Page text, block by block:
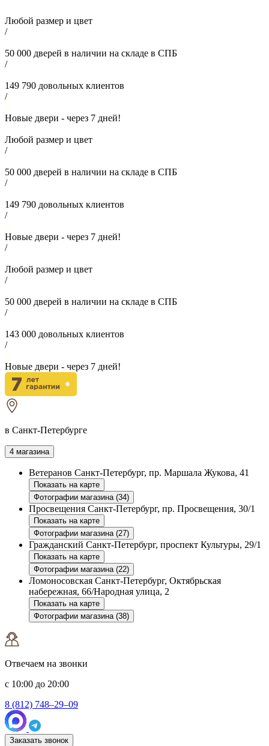
Любой размер и цвет
/
50 000 дверей в наличии на складе в СПБ
/
149 790 довольных клиентов
/
Новые двери - через 7 дней!
Любой размер и цвет
/
50 000 дверей в наличии на складе в СПБ
/
149 790 довольных клиентов
/
Новые двери - через 7 дней!
/
Любой размер и цвет
/
50 000 дверей в наличии на складе в СПБ
/
143 000 довольных клиентов
/
Новые двери - через 7 дней!
в Санкт-Петербурге
4 магазина
Ветеранов Санкт-Петербург, пр. Маршала Жукова, 41
Показать на карте
Фотографии магазина (34)
Просвещения Санкт-Петербург, пр. Просвещения, 30/1
Показать на карте
Фотографии магазина (27)
Гражданский Санкт-Петербург, проспект Культуры, 29/1
Показать на карте
Фотографии магазина (22)
Ломоносовская Санкт-Петербург, Октябрьская
набережная, 66/Народная улица, 2
Показать на карте
Фотографии магазина (38)
Отвечаем на звонки
с 10:00 до 20:00
8 (812) 748–29–09
Заказать звонок